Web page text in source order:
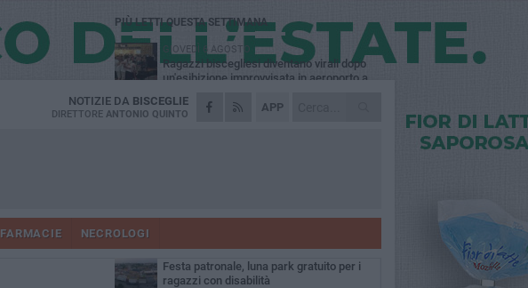
APP
NOTIZIE DA BISCEGLIE
DIRETTORE ANTONIO QUINTO
FARMACIE NECROLOGI
PIÙ LETTI QUESTA SETTIMANA
GIOVEDÌ 6 AGOSTO
Ragazzi biscegliesi diventano virali dopo
un'esibizione improvvisata in aeroporto a
MARTEDÌ 4 AGOSTO
Emergenza caldo, il Comune di Bisceglie
Due auto incendiate nella notte in via Dieta
MERCOLEDÌ 5 AGOSTO
Festa patronale, luna park gratuito per i
ragazzi con disabilità